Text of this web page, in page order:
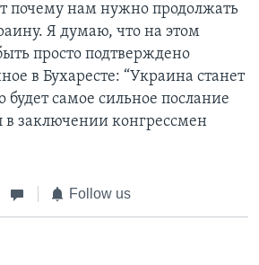
почему нам нужно продолжать
Я думаю, что на этом
просто подтверждено
в Бухаресте: “Украина станет
самое сильное послание
заключении конгрессмен
Follow us